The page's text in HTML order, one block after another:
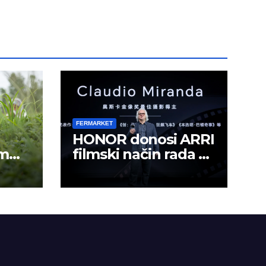
FERMARKET
HONOR donosi ARRI
filmski način rada u
mobilno kreiranje
sadržaja